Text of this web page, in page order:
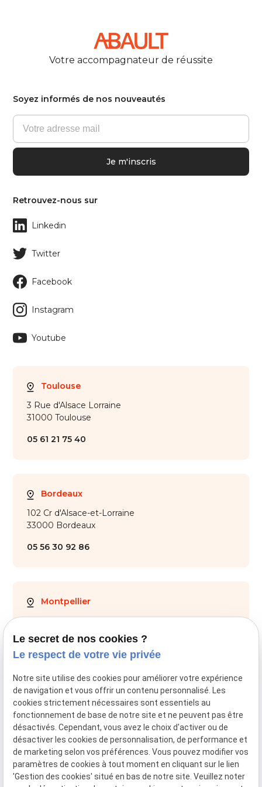
Votre accompagnateur de réussite
Soyez informés de nos nouveautés
Retrouvez-nous sur
Linkedin
Twitter
Facebook
Instagram
Youtube
Toulouse
3 Rue d'Alsace Lorraine
31000 Toulouse
05 61 21 75 40
Bordeaux
102 Cr d'Alsace-et-Lorraine
33000 Bordeaux
05 56 30 92 86
Montpellier
28 Av. de Maurin
34000 Montpellier
04 67 59 70 05
SIRET :44034651800028
Mentions légales
RGPD
Le secret de nos cookies ?
Le respect de votre vie privée
Notre site utilise des cookies pour améliorer votre expérience
de navigation et vous offrir un contenu personnalisé. Les
cookies strictement nécessaires sont essentiels au
fonctionnement de base de notre site et ne peuvent pas être
désactivés. Cependant, vous avez le choix d'activer ou de
désactiver les cookies de personnalisation, de performance et
de marketing selon vos préférences. Vous pouvez modifier vos
paramètres de cookies à tout moment en cliquant sur le lien
'Gestion des cookies' situé en bas de notre site. Veuillez noter